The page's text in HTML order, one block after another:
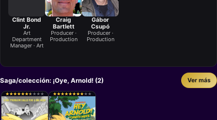
Clint Bond
Jr.
Art
Department
Manager · Art
Craig
Bartlett
Producer ·
Production
Gábor
Csupó
Producer ·
Production
Saga/colección: ¡Oye, Arnold! (2) Ver más
★
★★
★★
★★
★★
★★
★★
★ ★
★ ★
★ ★
★ ★
★★
★★
★★
★★
★★
★★
★★
★★
★ ★
★